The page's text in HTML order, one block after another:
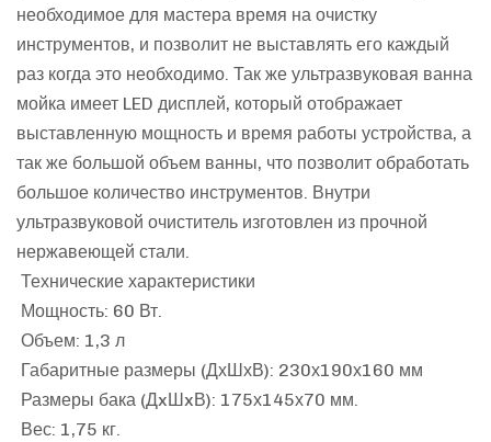
необходимое для мастера время на очистку
инструментов, и позволит не выставлять его каждый
раз когда это необходимо. Так же ультразвуковая ванна
мойка имеет LED дисплей, который отображает
выставленную мощность и время работы устройства, а
так же большой объем ванны, что позволит обработать
большое количество инструментов. Внутри
ультразвуковой очиститель изготовлен из прочной
нержавеющей стали.
Технические характеристики
Мощность: 60 Вт.
Объем: 1,3 л
Габаритные размеры (ДхШхВ): 230х190х160 мм
Размеры бака (ДxШxВ): 175х145х70 мм.
Вес: 1,75 кг.